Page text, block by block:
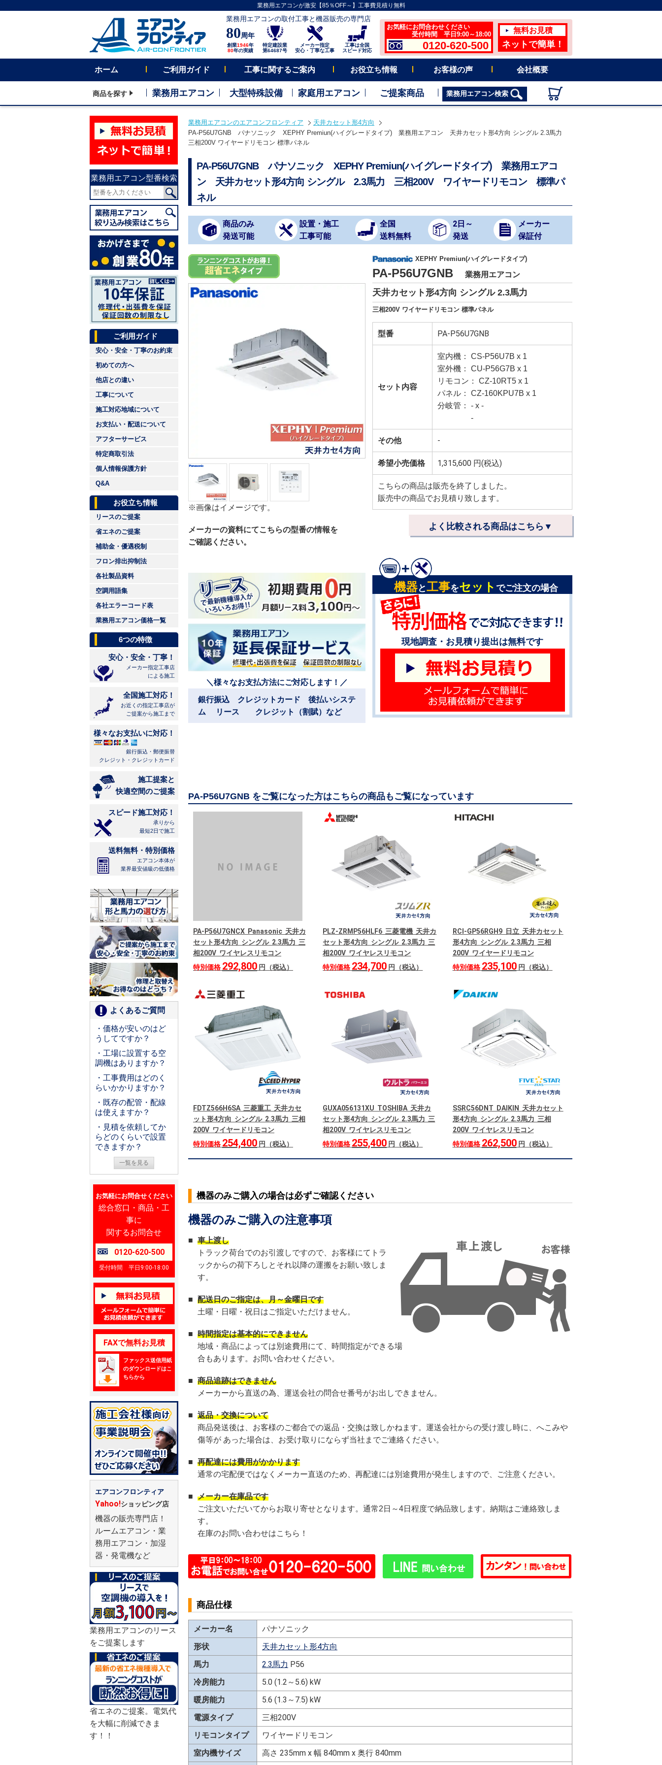
業務用エアコンが激安【85％OFF～】工事費見積り無料
業務用エアコンの取付工事と機器販売の専門店
80周年
創業1946年
80年の実績
特定建設業
第64687号
メーカー指定
安心・丁寧な工事
工事は全国
スピード対応
お気軽にお問合わせください
受付時間 平日9:00～18:00
0120-620-500
無料お見積
ネットで簡単！
ホーム ご利用ガイド 工事に関するご案内 お役立ち情報 お客様の声 会社概要
商品を探す 業務用エアコン 大型特殊設備 家庭用エアコン ご提案商品 業務用エアコン検索
業務用エアコン型番検索
ご利用ガイド
安心・安全・丁寧のお約束
初めての方へ
他店との違い
工事について
施工対応地域について
お支払い・配送について
アフターサービス
特定商取引法
個人情報保護方針
Q&A
お役立ち情報
リースのご提案
省エネのご提案
補助金・優遇税制
フロン排出抑制法
各社製品資料
空調用語集
各社エラーコード表
業務用エアコン価格一覧
6つの特徴
安心・安全・丁寧！
メーカー指定工事店
による施工
全国施工対応！
お近くの指定工事店が
ご提案から施工まで
様々なお支払いに対応！
銀行振込・郵便振替
クレジット・クレジットカード
施工提案と
快適空間のご提案
スピード施工対応！
承りから
最短2日で施工
送料無料・特別価格
エアコン本体が
業界最安値級の低価格
よくあるご質問
・価格が安いのはど
うしてですか？
・工場に設置する空
調機はありますか？
・工事費用はどのく
らいかかりますか？
・既存の配管・配線
は使えますか？
・見積を依頼してか
らどのくらいで設置
できますか？
一覧を見る
お気軽にお問合せください
総合窓口・商品・工
事に
関するお問合せ
0120-620-500
受付時間 平日9:00-18:00
FAXで無料お見積
ファックス送信用紙
のダウンロードはこ
ちらから
エアコンフロンティア
Yahoo!ショッピング店
機器の販売専門店！
ルームエアコン・業
務用エアコン・加湿
器・発電機など
業務用エアコンのリース
をご提案します
省エネのご提案。電気代
を大幅に削減できま
す！！
業務用エアコンのエアコンフロンティア
天井カセット形4方向
PA-P56U7GNB パナソニック XEPHY Premiun(ハイグレードタイプ) 業務用エアコン 天井カセット形4方向 シングル 2.3馬力
三相200V ワイヤードリモコン 標準パネル
PA-P56U7GNB パナソニック XEPHY Premiun(ハイグレードタイプ) 業務用エアコ
ン 天井カセット形4方向 シングル 2.3馬力 三相200V ワイヤードリモコン 標準パ
ネル
商品のみ
発送可能
設置・施工
工事可能
全国
送料無料
2日～
発送
メーカー
保証付
※画像はイメージです。
メーカーの資料にてこちらの型番の情報を
ご確認ください。
XEPHY Premiun(ハイグレードタイプ)
PA-P56U7GNB 業務用エアコン
天井カセット形4方向 シングル 2.3馬力
三相200V ワイヤードリモコン 標準パネル
型番 PA-P56U7GNB
セット内容
室内機： CS-P56U7B x 1
室外機： CU-P56G7B x 1
リモコン： CZ-10RT5 x 1
パネル： CZ-160KPU7B x 1
分岐管： - x -
-
その他 -
希望小売価格 1,315,600 円(税込)
こちらの商品は販売を終了しました。
販売中の商品でお見積り致します。
よく比較される商品はこちら▼
＼様々なお支払方法にご対応します！／
銀行振込 クレジットカード 後払いシステ
ム リース クレジット（割賦）など
機器と工事をセット でご注文の場合
現地調査・お見積り提出は無料です
PA-P56U7GNB をご覧になった方はこちらの商品もご覧になっています
PA-P56U7GNCX Panasonic 天井カ
セット形4方向 シングル 2.3馬力 三
相200V ワイヤレスリモコン
特別価格 292,800 円（税込）
PLZ-ZRMP56HLF6 三菱電機 天井カ
セット形4方向 シングル 2.3馬力 三
相200V ワイヤレスリモコン
特別価格 234,700 円（税込）
RCI-GP56RGH9 日立 天井カセット
形4方向 シングル 2.3馬力 三相
200V ワイヤードリモコン
特別価格 235,100円（税込）
FDTZ566H6SA 三菱重工 天井カセ
ット形4方向 シングル 2.3馬力 三相
200V ワイヤードリモコン
特別価格 254,400 円（税込）
GUXA056131XU TOSHIBA 天井カ
セット形4方向 シングル 2.3馬力 三
相200V ワイヤレスリモコン
特別価格 255,400 円（税込）
SSRC56DNT DAIKIN 天井カセット
形4方向 シングル 2.3馬力 三相
200V ワイヤレスリモコン
特別価格 262,500円（税込）
機器のみご購入の場合は必ずご確認ください
機器のみご購入の注意事項
■ 車上渡し
トラック荷台でのお引渡しですので、お客様にてトラ
ックからの荷下ろしとそれ以降の運搬をお願い致しま
す。
■ 配送日のご指定は、月～金曜日です
土曜・日曜・祝日はご指定いただけません。
■ 時間指定は基本的にできません
地域・商品によっては別途費用にて、時間指定ができる場
合もあります。お問い合わせください。
■ 商品追跡はできません
メーカーから直送の為、運送会社の問合せ番号がお出しできません。
■ 返品・交換について
商品発送後は、お客様のご都合での返品・交換は致しかねます。運送会社からの受け渡し時に、へこみや
傷等が あった場合は、お受け取りにならず当社までご連絡ください。
■ 再配達には費用がかかります
通常の宅配便ではなくメーカー直送のため、再配達には別途費用が発生しますので、ご注意ください。
■ メーカー在庫品です
ご注文いただいてからお取り寄せとなります。通常2日～4日程度で納品致します。納期はご連絡致しま
す。
在庫のお問い合わせはこちら！
商品仕様
メーカー名
パナソニック
形状
天井カセット形4方向
馬力
2.3馬力 P56
冷房能力
5.0 (1.2～5.6) kW
暖房能力
5.6 (1.3～7.5) kW
電源タイプ
三相200V
リモコンタイプ
ワイヤードリモコン
室内機サイズ
高さ 235mm x 幅 840mm x 奥行 840mm